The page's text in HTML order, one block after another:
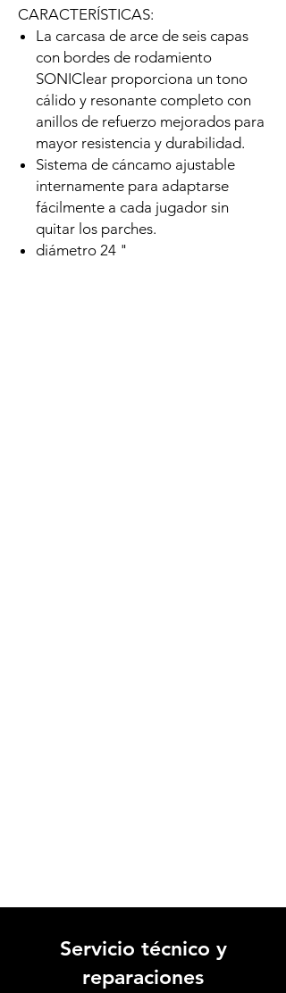
CARACTERÍSTICAS:
La carcasa de arce de seis capas
con bordes de rodamiento
SONIClear proporciona un tono
cálido y resonante completo con
anillos de refuerzo mejorados para
mayor resistencia y durabilidad.
Sistema de cáncamo ajustable
internamente para adaptarse
fácilmente a cada jugador sin
quitar los parches.
diámetro 24 "
Servicio técnico y
reparaciones